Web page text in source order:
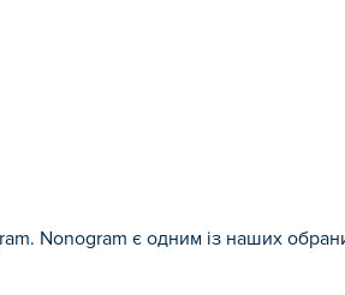
Nonogram є одним із наших